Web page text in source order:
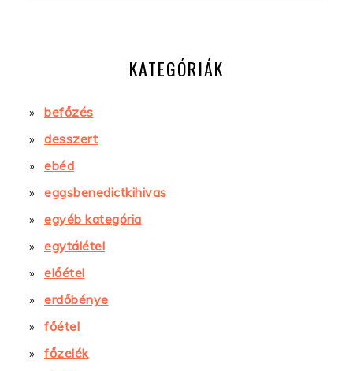
KATEGÓRIÁK
befőzés
desszert
ebéd
eggsbenedictkihivas
egyéb kategória
egytálétel
előétel
erdőbénye
főétel
főzelék